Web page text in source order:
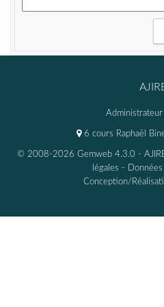
Administrateur
6 cours Raphaël
© 2008-2026 Gemweb 4.3.0 -
légales -
Conception/